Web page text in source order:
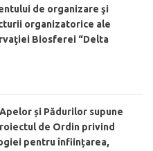
de organizare şi
organizatorice ale
Biosferei “Delta
și Pădurilor supune
de Ordin privind
pentru înființarea,